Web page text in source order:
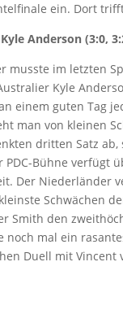
ein. Dort
Anderson (3:0,
musste im letzten
Kyle
einem guten Tag
man von kleinen
dritten Satz
Bühne verfügt
Der Niederländer
Schwächen
Smith den
noch mal ein
Duell mit Vincent